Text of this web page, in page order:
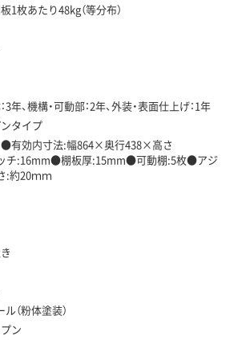
1枚あたり48kg（等分布）
3年、機構・可動部：2年、外装・表面仕上げ：1年
タイプ
●有効内寸法:幅864×奥行438×高さ
チ:16mm●棚板厚:15mm●可動棚:5枚●アジ
:約20ｍｍ
（粉体塗装）
ン